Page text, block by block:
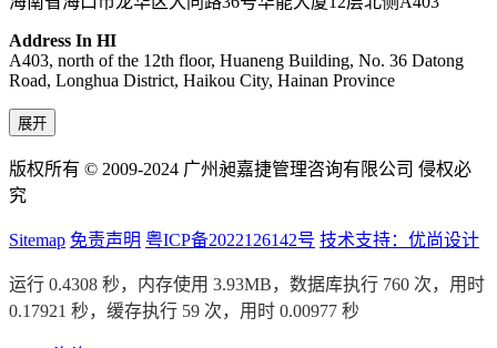
Address In HI
A403, north of the 12th floor, Huaneng Building, No. 36 Datong
Road, Longhua District, Haikou City, Hainan Province
展开
版权所有 © 2009-2024 广州昶嘉捷管理咨询有限公司 侵权必
究
Sitemap 免责声明 粤ICP备2022126142号 技术支持：优尚设计
运行 0.4308 秒，内存使用 3.93MB，数据库执行 760 次，用时
0.17921 秒，缓存执行 59 次，用时 0.00977 秒